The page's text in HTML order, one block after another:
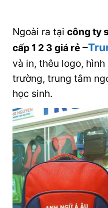
Ngoài ra tại công ty
cấp 1 2 3 giá rẻ –
và in, thêu logo,
trường, trung tâm
học sinh.